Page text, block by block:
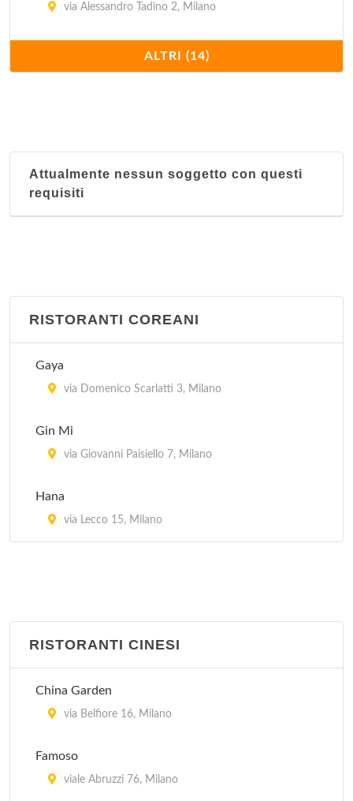
via Alessandro Tadino 2, Milano
Dawali Lebanese Restaurant
via Corrado II il Salico 10, Milano
Il Moro 1
ALTRI (14)
Attualmente nessun soggetto con questi
requisiti
RISTORANTI COREANI
Gaya
via Domenico Scarlatti 3, Milano
Gin Mi
via Giovanni Paisiello 7, Milano
Hana
via Lecco 15, Milano
RISTORANTI CINESI
China Garden
via Belfiore 16, Milano
Famoso
viale Abruzzi 76, Milano